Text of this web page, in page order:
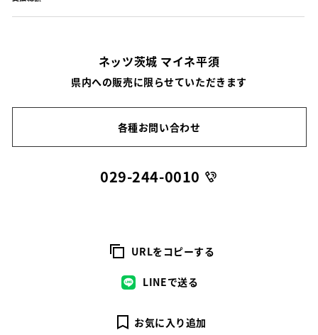
ネッツ茨城 マイネ平須
県内への販売に限らせていただきます
各種お問い合わせ
029-244-0010
URLをコピーする
LINEで送る
お気に入り追加